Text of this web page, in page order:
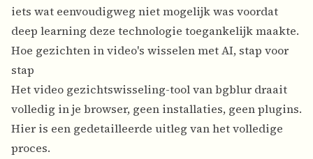
iets wat eenvoudigweg niet mogelijk was voordat
deep learning deze technologie toegankelijk maakte.
Hoe gezichten in video's wisselen met AI, stap voor
stap
Hetvideo gezichtswisseling-tool van bgblur draait
volledig in je browser, geen installaties, geen plugins.
Hier is een gedetailleerde uitleg van het volledige
proces.